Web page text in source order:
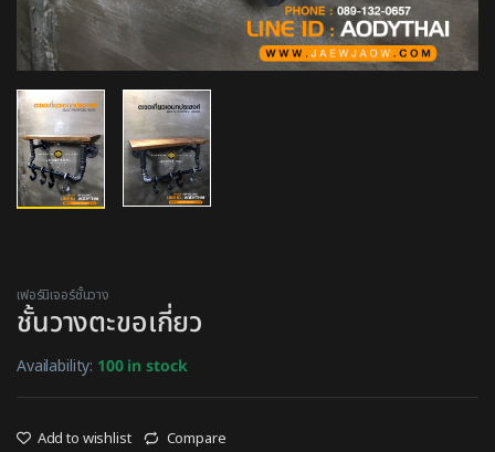
เฟอร์นิเจอร์ชั้นวาง
ชั้นวางตะขอเกี่ยว
Availability: 100 in stock
Add to wishlist Compare